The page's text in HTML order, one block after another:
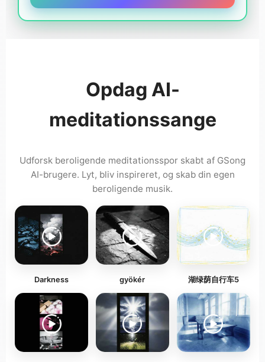
Opdag AI-
meditationssange
Udforsk beroligende meditationsspor skabt af GSong
AI-brugere. Lyt, bliv inspireret, og skab din egen
beroligende musik.
Darkness gyökér 湖绿荫自行车5